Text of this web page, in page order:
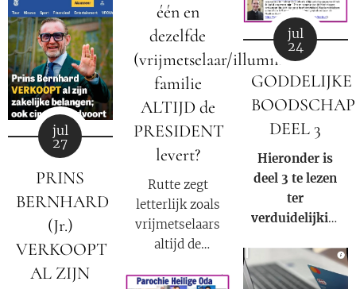
voor de winst
van een
multinational?
jul
27
PRINS
BERNHARD
(Jr.)
VERKOOPT
AL ZIJN
één en
dezelfde
(vrijmetselaar/illuminati)
familie
ALTIJD de
PRESIDENT
levert?
Rutte zegt
letterlijk zoals
vrijmetselaars
altijd de
moeten
jul
24
GODDELIJKE
BOODSCHAP
DEEL 3
Hieronder is
deel 3 te lezen
ter
verduidelijking
negatieve rol
en